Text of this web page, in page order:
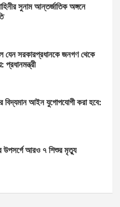
সুনাম আন্তর্জাতিক অঙ্গনে
যেন সরকারপ্রধানকে জনগণ থেকে
প্রধানমন্ত্রী
বিদ্যমান আইন যুগোপযোগী করা হবে:
উপসর্গে আরও ৭ শিশুর মৃত্যু